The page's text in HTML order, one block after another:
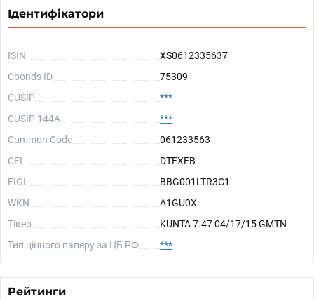
Ідентифікатори
ISIN
XS0612335637
Cbonds ID
75309
CUSIP
***
CUSIP 144A
***
Common Code
061233563
CFI
DTFXFB
FIGI
BBG001LTR3C1
WKN
A1GU0X
Тікер
KUNTA 7.47 04/17/15 GMTN
Тип цінного паперу за ЦБ РФ
***
Рейтинги